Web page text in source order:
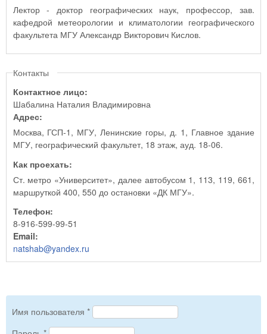
Лектор - доктор географических наук, профессор, зав.
кафедрой метеорологии и климатологии географического
факультета МГУ Александр Викторович Кислов.
Контакты
Контактное лицо:
Шабалина Наталия Владимировна
Адрес:
Москва, ГСП-1, МГУ, Ленинские горы, д. 1, Главное здание
МГУ, географический факультет, 18 этаж, ауд. 18-06.
Как проехать:
Ст. метро «Университет», далее автобусом 1, 113, 119, 661,
маршруткой 400, 550 до остановки «ДК МГУ».
Телефон:
8-916-599-99-51
Email:
natshab@yandex.ru
Имя пользователя *